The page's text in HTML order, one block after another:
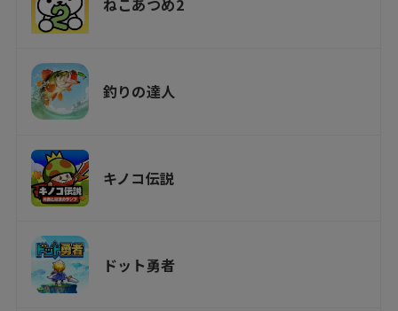
ねこあつめ2
釣りの達人
キノコ伝説
ドット勇者